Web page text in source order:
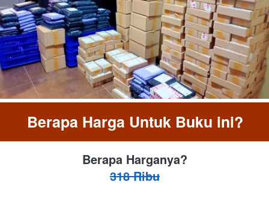
Berapa Harga Untuk Buku ini?
Berapa Harganya?
318 Ribu